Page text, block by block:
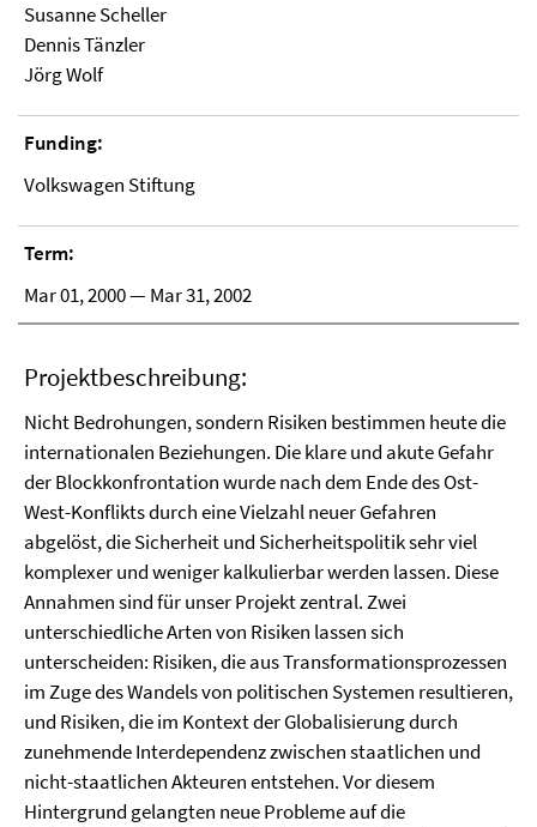
Susanne Scheller
Dennis Tänzler
Jörg Wolf
Funding:
Volkswagen Stiftung
Term:
Mar 01, 2000 — Mar 31, 2002
Projektbeschreibung:
Nicht Bedrohungen, sondern Risiken bestimmen heute die
internationalen Beziehungen. Die klare und akute Gefahr
der Blockkonfrontation wurde nach dem Ende des Ost-
West-Konflikts durch eine Vielzahl neuer Gefahren
abgelöst, die Sicherheit und Sicherheitspolitik sehr viel
komplexer und weniger kalkulierbar werden lassen. Diese
Annahmen sind für unser Projekt zentral. Zwei
unterschiedliche Arten von Risiken lassen sich
unterscheiden: Risiken, die aus Transformationsprozessen
im Zuge des Wandels von politischen Systemen resultieren,
und Risiken, die im Kontext der Globalisierung durch
zunehmende Interdependenz zwischen staatlichen und
nicht-staatlichen Akteuren entstehen. Vor diesem
Hintergrund gelangten neue Probleme auf die